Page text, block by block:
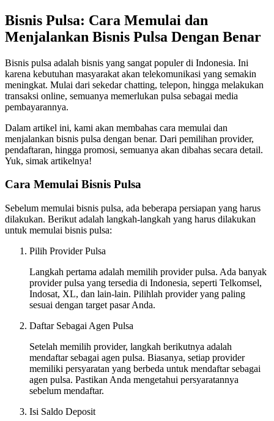
Bisnis Pulsa: Cara Memulai dan
Menjalankan Bisnis Pulsa Dengan Benar
Bisnis pulsa adalah bisnis yang sangat populer di Indonesia. Ini
karena kebutuhan masyarakat akan telekomunikasi yang semakin
meningkat. Mulai dari sekedar chatting, telepon, hingga melakukan
transaksi online, semuanya memerlukan pulsa sebagai media
pembayarannya.
Dalam artikel ini, kami akan membahas cara memulai dan
menjalankan bisnis pulsa dengan benar. Dari pemilihan provider,
pendaftaran, hingga promosi, semuanya akan dibahas secara detail.
Yuk, simak artikelnya!
Cara Memulai Bisnis Pulsa
Sebelum memulai bisnis pulsa, ada beberapa persiapan yang harus
dilakukan. Berikut adalah langkah-langkah yang harus dilakukan
untuk memulai bisnis pulsa:
Pilih Provider Pulsa
Langkah pertama adalah memilih provider pulsa. Ada banyak
provider pulsa yang tersedia di Indonesia, seperti Telkomsel,
Indosat, XL, dan lain-lain. Pilihlah provider yang paling
sesuai dengan target pasar Anda.
Daftar Sebagai Agen Pulsa
Setelah memilih provider, langkah berikutnya adalah
mendaftar sebagai agen pulsa. Biasanya, setiap provider
memiliki persyaratan yang berbeda untuk mendaftar sebagai
agen pulsa. Pastikan Anda mengetahui persyaratannya
sebelum mendaftar.
Isi Saldo Deposit